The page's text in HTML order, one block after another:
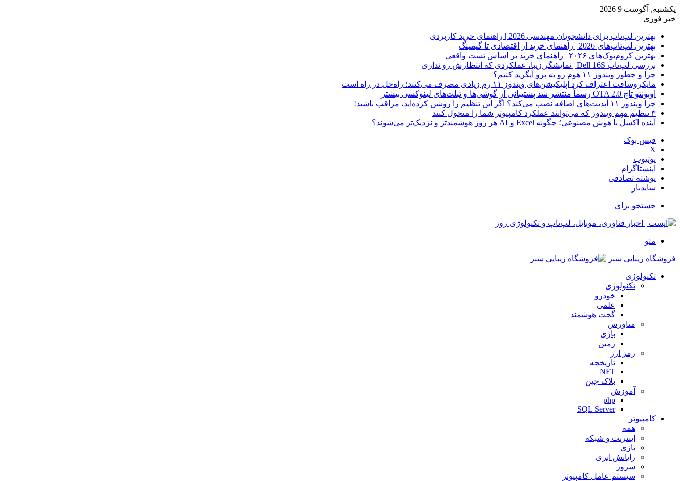
یکشنبه, آگوست 9 2026
خبر فوری
بهترین لپ‌تاپ برای دانشجویان مهندسی 2026 | راهنمای خرید کاربردی
بهترین لپ‌تاپ‌های 2026 | راهنمای خرید از اقتصادی تا گیمینگ
بهترین کروم‌بوک‌های ۲۰۲۶ | راهنمای خرید بر اساس تست واقعی
بررسی لپ‌تاپ Dell 16S | نمایشگر زیبا، عملکردی که انتظارش رو نداری
چرا و چطور ویندوز ۱۱ هوم رو به پرو آپگرید کنیم؟
مایکروسافت اعتراف کرد اپلیکیشن‌های ویندوز ۱۱ رم زیادی مصرف می‌کنند؛ راه‌حل در راه است
اوبونتو تاچ OTA 2.0 رسماً منتشر شد پشتیبانی از گوشی‌ها و تبلت‌های لینوکسی بیشتر
چرا ویندوز ۱۱ آپدیت‌های اضافه نصب می‌کند؟ اگر این تنظیم را روشن کرده‌اید، مراقب باشید!
۳ تنظیم مهم ویندوز که می‌توانند عملکرد کامپیوتر شما را متحول کنند
آینده اکسل با هوش مصنوعی؛ چگونه Excel و AI هر روز هوشمندتر و نزدیک‌تر می‌شوند؟
فیس بوک
X
یوتیوب
اینستاگرام
نوشته تصادفی
سایدبار
جستجو برای
منو
فروشگاه زیبایی سبز
تکنولوژی
تکنولوژی
خودرو
علمی
گجت هوشمند
متاورس
بازی
زمین
رمز ارز
تاریخچه
NFT
بلاک چین
آموزش
php
SQL Server
کامپیوتر
همه
اینترنت و شبکه
بازی
رایانش ابری
سرور
سیستم عامل کامپیوتر